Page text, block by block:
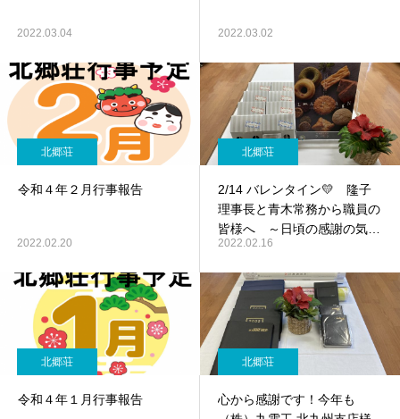
2022.03.04 2022.03.02
北郷荘
令和４年２月行事報告
2022.02.20
北郷荘
2/14 バレンタイン💛 隆子
理事長と青木常務から職員の
皆様へ ～日頃の感謝の気持
ちを込めて～
2022.02.16
北郷荘
令和４年１月行事報告
北郷荘
心から感謝です！今年も